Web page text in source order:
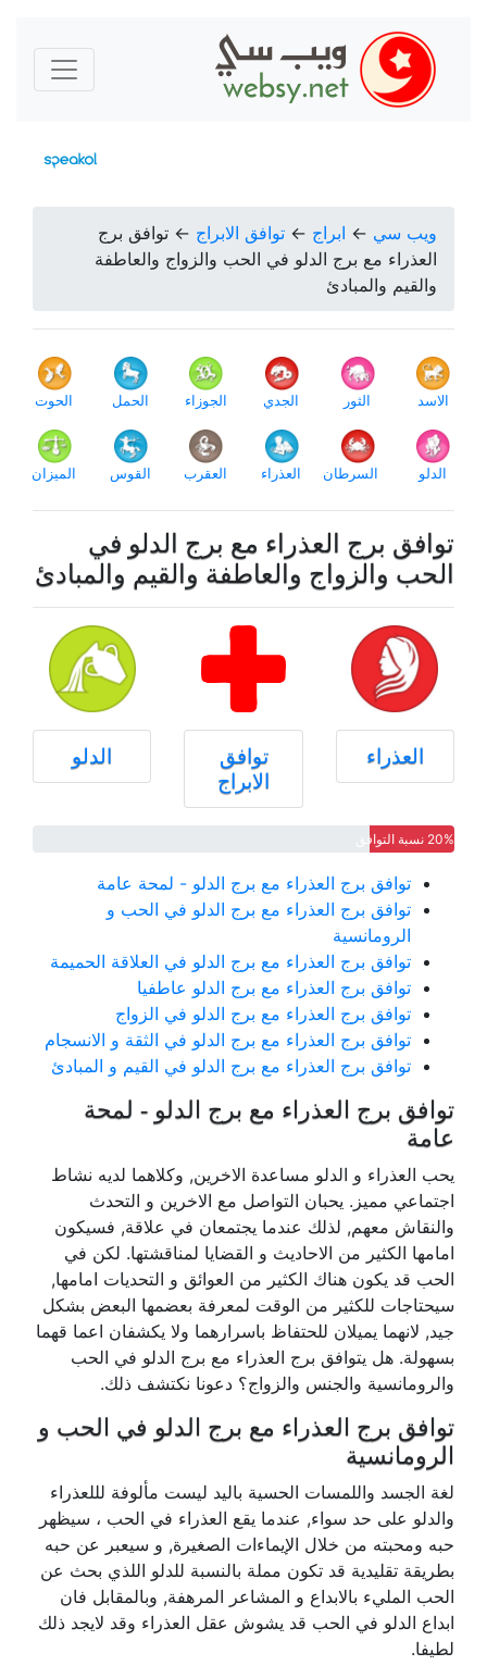
ويب سي ← ابراج ← توافق الابراج ← توافق برج
العذراء مع برج الدلو في الحب والزواج والعاطفة
والقيم والمبادئ
الاسد الثور الجدي الجوزاء الحمل الحوت
الدلو السرطان العذراء العقرب القوس الميزان
توافق برج العذراء مع برج الدلو في
الحب والزواج والعاطفة والقيم والمبادئ
العذراء
توافق
الابراج
الدلو
20% نسبة التوافق
توافق برج العذراء مع برج الدلو - لمحة عامة
توافق برج العذراء مع برج الدلو في الحب و
الرومانسية
توافق برج العذراء مع برج الدلو في العلاقة الحميمة
توافق برج العذراء مع برج الدلو عاطفيا
توافق برج العذراء مع برج الدلو في الزواج
توافق برج العذراء مع برج الدلو في الثقة و الانسجام
توافق برج العذراء مع برج الدلو في القيم و المبادئ
توافق برج العذراء مع برج الدلو - لمحة
عامة
يحب العذراء و الدلو مساعدة الاخرين, وكلاهما لديه نشاط
اجتماعي مميز. يحبان التواصل مع الاخرين و التحدث
والنقاش معهم, لذلك عندما يجتمعان في علاقة, فسيكون
امامها الكثير من الاحاديث و القضايا لمناقشتها. لكن في
الحب قد يكون هناك الكثير من العوائق و التحديات امامها,
سيحتاجات للكثير من الوقت لمعرفة بعضمها البعض بشكل
جيد, لانهما يميلان للحتفاظ باسرارهما ولا يكشفان اعما قهما
بسهولة. هل يتوافق برج العذراء مع برج الدلو في الحب
والرومانسية والجنس والزواج؟ دعونا نكتشف ذلك.
توافق برج العذراء مع برج الدلو في الحب و
الرومانسية
لغة الجسد واللمسات الحسية باليد ليست مألوفة لللعذراء
والدلو على حد سواء, عندما يقع العذراء في الحب ، سيظهر
حبه ومحبته من خلال الإيماءات الصغيرة, و سيعبر عن حبه
بطريقة تقليدية قد تكون مملة بالنسبة للدلو اللذي بحث عن
الحب المليء بالابداع و المشاعر المرهفة, وبالمقابل فان
ابداع الدلو في الحب قد يشوش عقل العذراء وقد لايجد ذلك
لطيفا.